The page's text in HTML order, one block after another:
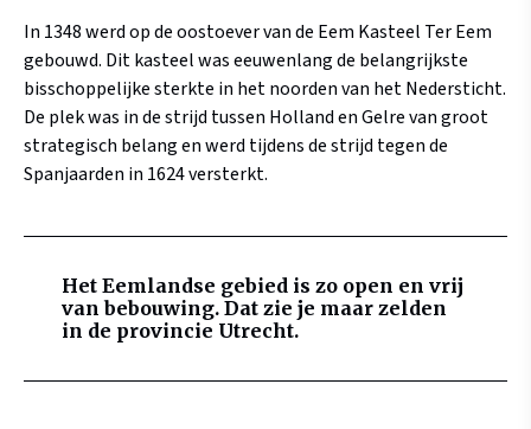
In 1348 werd op de oostoever van de Eem Kasteel Ter Eem
gebouwd. Dit kasteel was eeuwenlang de belangrijkste
bisschoppelijke sterkte in het noorden van het Nedersticht.
De plek was in de strijd tussen Holland en Gelre van groot
strategisch belang en werd tijdens de strijd tegen de
Spanjaarden in 1624 versterkt.
Het Eemlandse gebied is zo open en vrij
van bebouwing. Dat zie je maar zelden
in de provincie Utrecht.